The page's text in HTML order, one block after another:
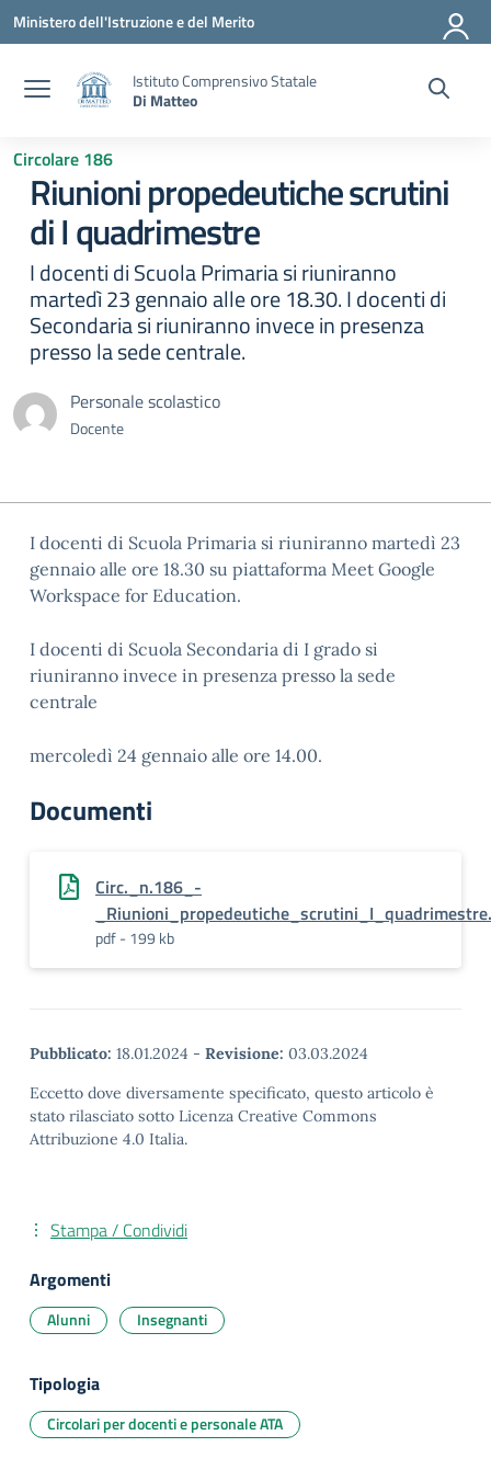
Vai ai contenuti
Vai al menu di navigazione
Vai al footer
Ministero dell'Istruzione e del Merito
Istituto Comprensivo Statale
Di Matteo
Circolare 186
Riunioni propedeutiche scrutini
di I quadrimestre
I docenti di Scuola Primaria si riuniranno
martedì 23 gennaio alle ore 18.30. I docenti di
Secondaria si riuniranno invece in presenza
presso la sede centrale.
Personale scolastico
Docente
I docenti di Scuola Primaria si riuniranno martedì 23
gennaio alle ore 18.30 su piattaforma Meet Google
Workspace for Education.
I docenti di Scuola Secondaria di I grado si
riuniranno invece in presenza presso la sede
centrale
mercoledì 24 gennaio alle ore 14.00.
Documenti
Circ._n.186_-
pdf - 199 kb
Pubblicato: 18.01.2024 - Revisione: 03.03.2024
Eccetto dove diversamente specificato, questo articolo è
stato rilasciato sotto Licenza Creative Commons
Attribuzione 4.0 Italia.
Stampa / Condividi
Argomenti
Alunni Insegnanti
Tipologia
Circolari per docenti e personale ATA